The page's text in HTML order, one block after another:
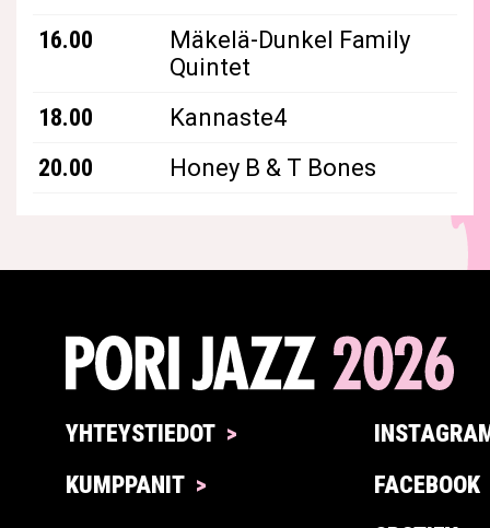
16.00
Mäkelä-Dunkel Family
Quintet
18.00
Kannaste4
20.00
Honey B & T Bones
YHTEYSTIEDOT
KUMPPANIT
FACEBOOK